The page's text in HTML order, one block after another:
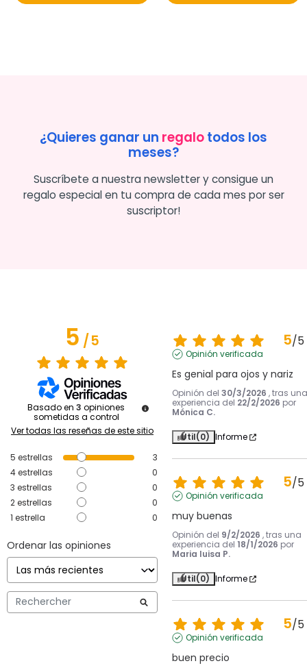
¿Quieres ganar un regalotodos los
meses?
Suscríbete a nuestra newsletter y consigue un
regalo especial en tu compra de cada mes por ser
suscriptor!
5/5
Basado en 3 opiniones
sometidas a control
Ver todas las reseñas de este sitio
5 estrellas
3
4estrellas
0
3 estrellas
0
2estrellas
0
1 estrella 0
Ordenar las opiniones
5/5
Opinión verificada
Es genial para ojos y nariz
Opinión del 30/3/2026 , tras una
experiencia del 22/2/2026 por
Mónica C.
Útil(0) Informe
5/5
Opinión verificada
muy buenas
Opinión del 9/2/2026 , tras una
experiencia del 18/1/2026 por
Maria luisa P.
Útil(0) Informe
5/5
Opinión verificada
buen precio